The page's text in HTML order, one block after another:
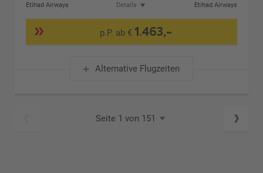
Etihad Airways
Details
Etihad Airways
p.P. ab € 1.463,-
Alternative Flugzeiten
Seite 1 von 151